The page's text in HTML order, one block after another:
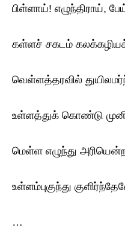
பிள்ளாய்! எழுந்திராய்,
கள்ளச் சகடம்
வெள்ளத்தரவில்
உள்ளத்துக் கொண்டு
மெள்ள எழுந்து
உள்ளம்புகுந்து
…